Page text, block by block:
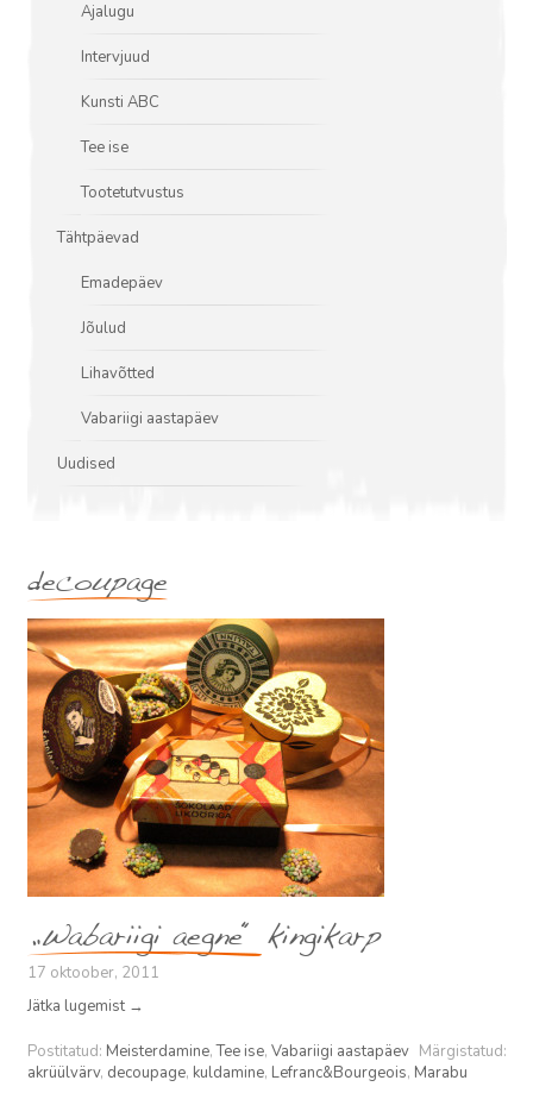
Ajalugu
Intervjuud
Kunsti ABC
Tee ise
Tootetutvustus
Tähtpäevad
Emadepäev
Jõulud
Lihavõtted
Vabariigi aastapäev
Uudised
decoupage
„Wabariigi aegne“ kingikarp
17 oktoober, 2011
Jätka lugemist →
Postitatud: Meisterdamine,Tee ise, Vabariigi aastapäev Märgistatud:
akrüülvärv, decoupage, kuldamine, Lefranc&Bourgeois, Marabu